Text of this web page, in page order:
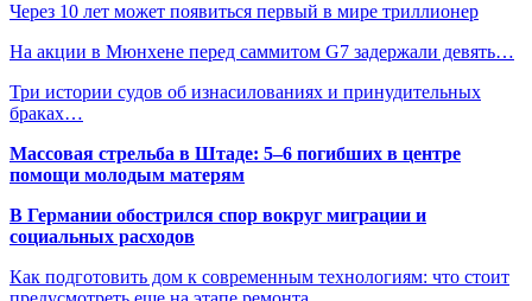
Через 10 лет может появиться первый в мире триллионер
На акции в Мюнхене перед саммитом G7 задержали девять…
Три истории судов об изнасилованиях и принудительных
браках…
Массовая стрельба в Штаде: 5–6 погибших в центре
помощи молодым матерям
В Германии обострился спор вокруг миграции и
социальных расходов
Как подготовить дом к современным технологиям: что стоит